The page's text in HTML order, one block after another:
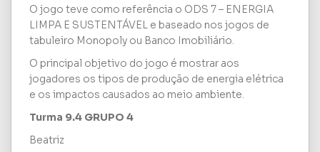
O jogo teve como referência o ODS 7 – ENERGIA
LIMPA E SUSTENTÁVEL e baseado nos jogos de
tabuleiro Monopoly ou Banco Imobiliário.
O principal objetivo do jogo é mostrar aos
jogadores os tipos de produção de energia elétrica
e os impactos causados ao meio ambiente.
Turma 9.4 GRUPO 4
Beatriz